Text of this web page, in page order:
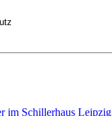
im Schillerhaus Leipzig